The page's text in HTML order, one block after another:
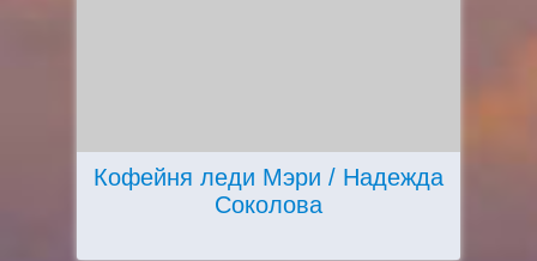
Кофейня леди Мэри / Надежда
Соколова